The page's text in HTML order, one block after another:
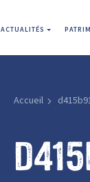
ACTUALITÉS
Accueil